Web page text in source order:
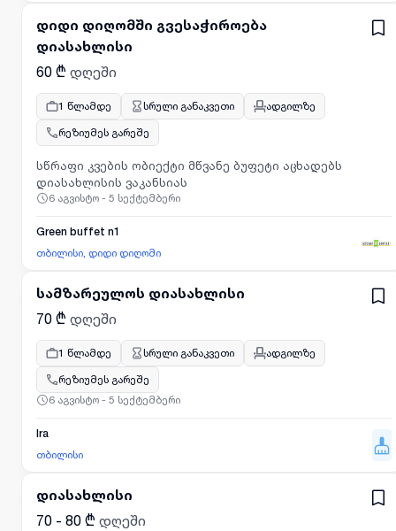
დიდი დიღომში გვესაჭიროება
დიასახლისი
60 ₾ დღეში
1 წლამდე სრული განაკვეთი
ადგილზე
რეზიუმეს გარეშე
სწრაფი კვების ობიექტი მწვანე ბუფეტი აცხადებს
დიასახლისის ვაკანსიას
6 აგვისტო - 5 სექტემბერი
Green buffet n1
თბილისი, დიდი დიღომი
სამზარეულოს დიასახლისი
70 ₾ დღეში
1 წლამდე სრული განაკვეთი
ადგილზე
რეზიუმეს გარეშე
6 აგვისტო - 5 სექტემბერი
Ira
თბილისი
დიასახლისი
70 - 80 ₾ დღეში